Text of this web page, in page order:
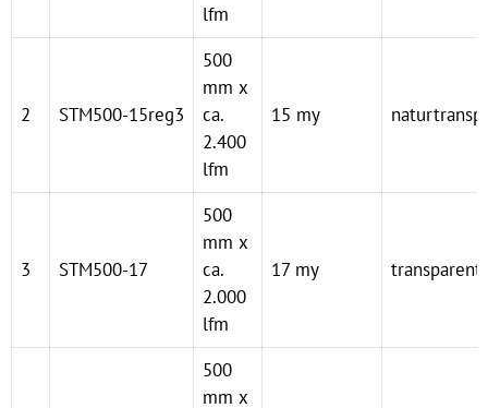
lfm
2 STM500-15reg3
500
mm x
ca.
2.400
lfm
15 my
3 STM500-17
500
mm x
ca.
2.000
lfm
17 my transparent
500
mm x